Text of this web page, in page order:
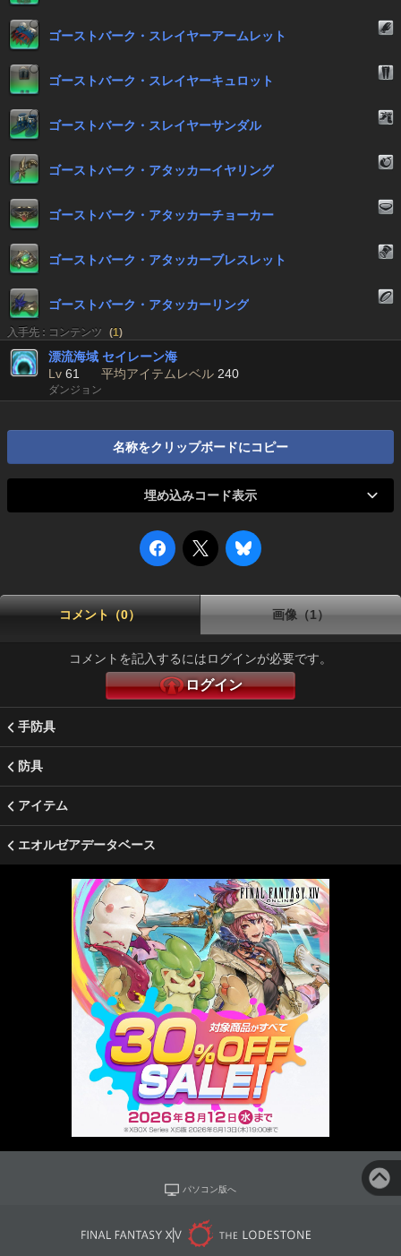
ゴーストバーク・スレイヤーアームレット
ゴーストバーク・スレイヤーキュロット
ゴーストバーク・スレイヤーサンダル
ゴーストバーク・アタッカーイヤリング
ゴーストバーク・アタッカーチョーカー
ゴーストバーク・アタッカーブレスレット
ゴーストバーク・アタッカーリング
入手先 : コンテンツ (1)
漂流海域 セイレーン海
Lv 61 平均アイテムレベル 240
ダンジョン
名称をクリップボードにコピー
埋め込みコード表示
コメント（0） 画像（1）
コメントを記入するにはログインが必要です。
ログイン
手防具
防具
アイテム
エオルゼアデータベース
パソコン版へ